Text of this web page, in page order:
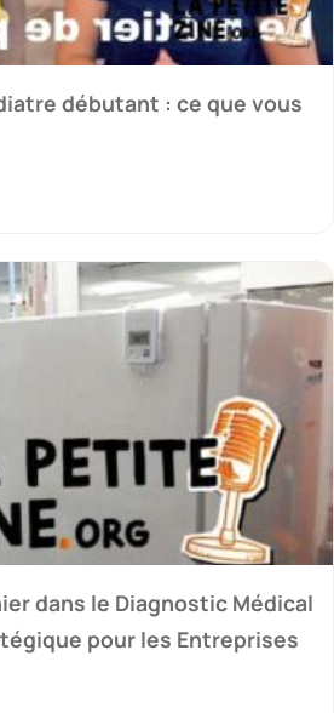
débutant : ce que vous
dans le Diagnostic Médical
pour les Entreprises